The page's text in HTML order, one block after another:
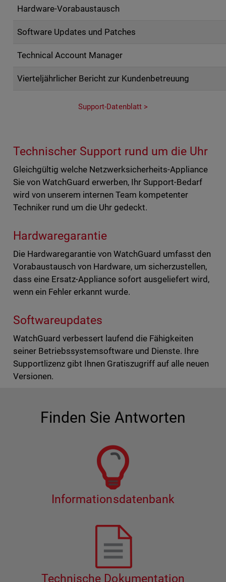
Hardware-Vorabaustausch
Software Updates und Patches
Technical Account Manager
Vierteljährlicher Bericht zur Kundenbetreuung
Support-Datenblatt >
Technischer Support rund um die Uhr
Gleichgültig welche Netzwerksicherheits-Appliance
Sie von WatchGuard erwerben, Ihr Support-Bedarf
wird von unserem internen Team kompetenter
Techniker rund um die Uhr gedeckt.
Hardwaregarantie
Die Hardwaregarantie von WatchGuard umfasst den
Vorabaustausch von Hardware, um sicherzustellen,
dass eine Ersatz-Appliance sofort ausgeliefert wird,
wenn ein Fehler erkannt wurde.
Softwareupdates
WatchGuard verbessert laufend die Fähigkeiten
seiner Betriebssystemsoftware und Dienste. Ihre
Supportlizenz gibt Ihnen Gratiszugriff auf alle neuen
Versionen.
Finden Sie Antworten
Informationsdatenbank
Technische Dokumentation